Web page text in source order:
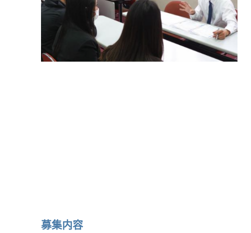
募集内容